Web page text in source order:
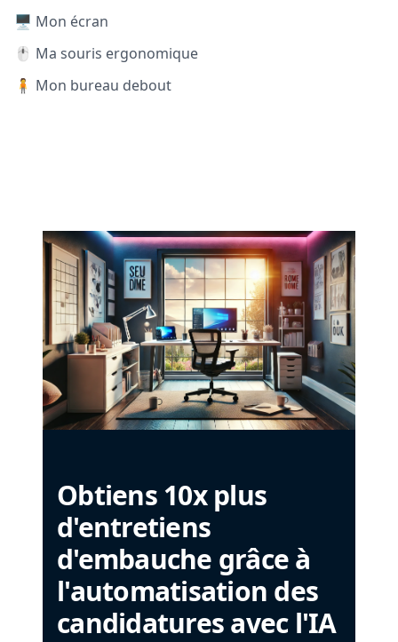
🖥️ Mon écran
🖱️ Ma souris ergonomique
🧍 Mon bureau debout
Obtiens 10x plus
d'entretiens
d'embauche grâce à
l'automatisation des
candidatures avec l'IA